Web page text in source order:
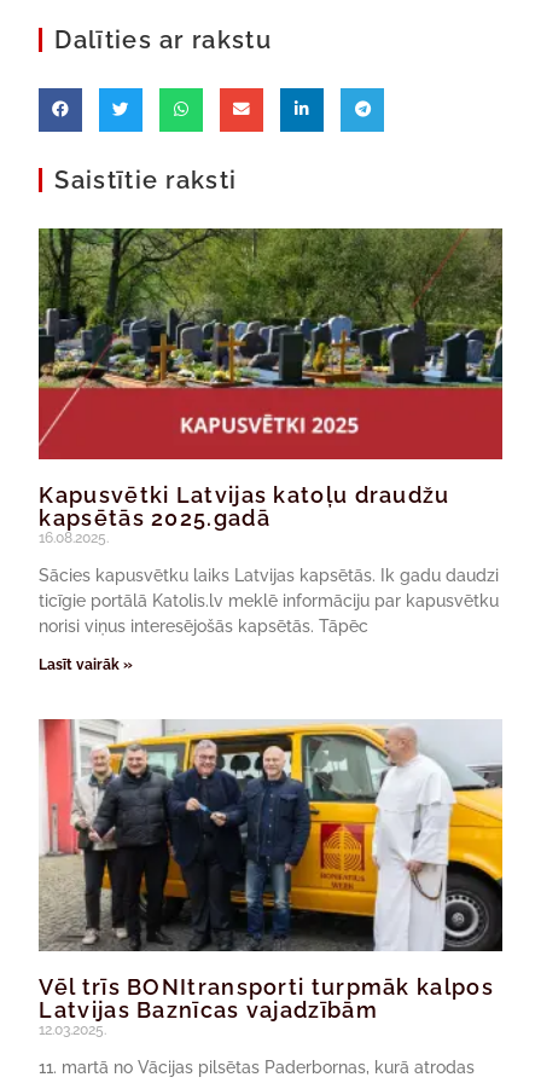
Dalīties ar rakstu
Saistītie raksti
Kapusvētki Latvijas katoļu draudžu
kapsētās 2025.gadā
16.08.2025.
Sācies kapusvētku laiks Latvijas kapsētās. Ik gadu daudzi
ticīgie portālā Katolis.lv meklē informāciju par kapusvētku
norisi viņus interesējošās kapsētās. Tāpēc
Lasīt vairāk »
Vēl trīs BONItransporti turpmāk kalpos
Latvijas Baznīcas vajadzībām
12.03.2025.
11. martā no Vācijas pilsētas Paderbornas, kurā atrodas